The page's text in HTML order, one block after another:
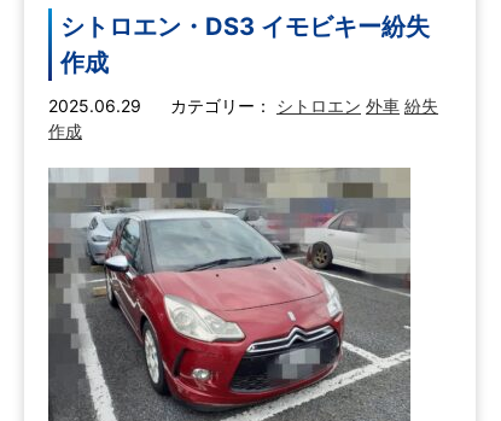
シトロエン・DS3 イモビキー紛失
作成
2025.06.29 カテゴリー： シトロエン 外車 紛失
作成